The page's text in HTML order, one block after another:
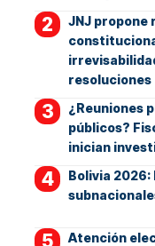
JNJ propone
resoluciones
¿Reuniones
públicos?
inician
Bolivia 2026:
Atención